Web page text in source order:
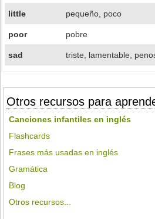
little pequeño, poco
poor pobre
sad triste, lamentable,
Otros recursos para
Canciones infantiles en inglés
Flashcards
Frases más usadas en inglés
Gramática
Blog
Otros recursos...